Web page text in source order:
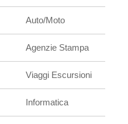
Auto/Moto
Agenzie Stampa
Viaggi Escursioni
Informatica